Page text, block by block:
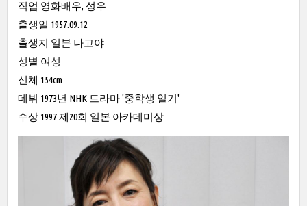
직업 영화배우, 성우
출생일 1957.09.12
출생지 일본 나고야
성별 여성
신체 154cm
데뷔 1973년 NHK 드라마 '중학생 일기'
수상 1997 제20회 일본 아카데미상